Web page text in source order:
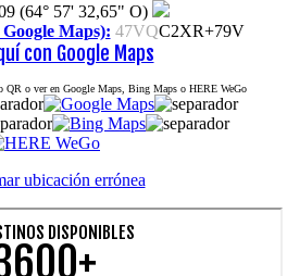
(64° 57' 32,65" O)
Maps): 47VQC2XR+79V
con Google Maps
QR o ver en Google Maps, Bing Maps o HERE WeGo
DISPONIBLES